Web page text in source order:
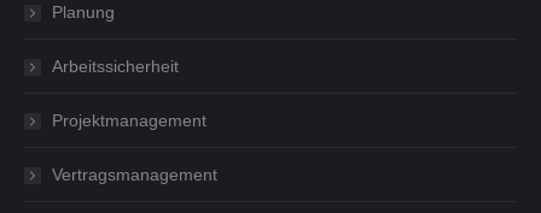
Planung
Arbeitssicherheit
Projektmanagement
Vertragsmanagement